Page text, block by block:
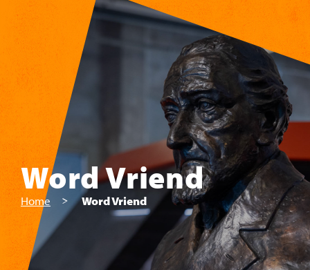
Skip to main content
Word Vriend
Home Word Vriend